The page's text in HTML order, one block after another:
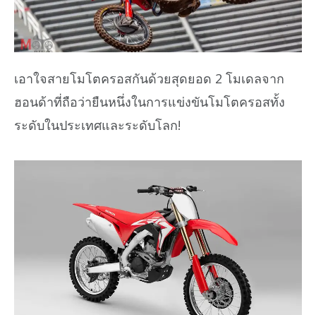
เอาใจสายโมโตครอสกันด้วยสุดยอด 2 โมเดลจาก
ฮอนด้าที่ถือว่ายืนหนึ่งในการแข่งขันโมโตครอสทั้ง
ระดับในประเทศและระดับโลก!